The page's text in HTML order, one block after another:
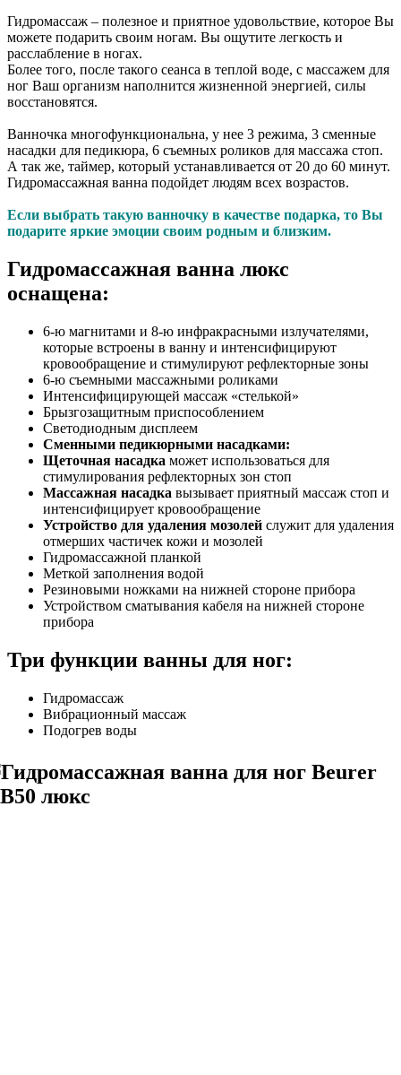
Гидромассаж – полезное и приятное удовольствие, которое Вы
можете подарить своим ногам. Вы ощутите легкость и
расслабление в ногах.
Более того, после такого сеанса в теплой воде, с массажем для
ног Ваш организм наполнится жизненной энергией, силы
восстановятся.
Ванночка многофункциональна, у нее 3 режима, 3 сменные
насадки для педикюра, 6 съемных роликов для массажа стоп.
А так же, таймер, который устанавливается от 20 до 60 минут.
Гидромассажная ванна подойдет людям всех возрастов.
Если выбрать такую ванночку в качестве подарка, то Вы
подарите яркие эмоции своим родным и близким.
Гидромассажная ванна люкс
оснащена:
6-ю магнитами и 8-ю инфракрасными излучателями,
которые встроены в ванну и интенсифицируют
кровообращение и стимулируют рефлекторные зоны
6-ю съемными массажными роликами
Интенсифицирующей массаж «стелькой»
Брызгозащитным приспособлением
Светодиодным дисплеем
Сменными педикюрными насадками:
Щеточная насадка может использоваться для
стимулирования рефлекторных зон стоп
Массажная насадка вызывает приятный массаж стоп и
интенсифицирует кровообращение
Устройство для удаления мозолей служит для удаления
отмерших частичек кожи и мозолей
Гидромассажной планкой
Меткой заполнения водой
Резиновыми ножками на нижней стороне прибора
Устройством сматывания кабеля на нижней стороне
прибора
Три функции ванны для ног:
Гидромассаж
Вибрационный массаж
Подогрев воды